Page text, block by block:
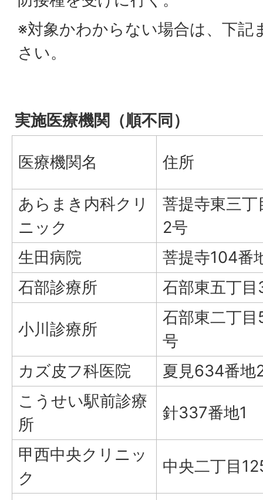
※対象かわからない場合は、下記
さい。
実施医療機関（順不同）
医療機関名 住所
あらまき内科クリ
ニック
菩提寺東三
2号
生田病院
菩提寺104番
石部診療所
石部東五丁目
小川診療所
石部東二丁
号
カズ皮フ科医院
夏見634番地
こうせい駅前診療
所
針337番地1
甲西中央クリニッ
ク
中央二丁目